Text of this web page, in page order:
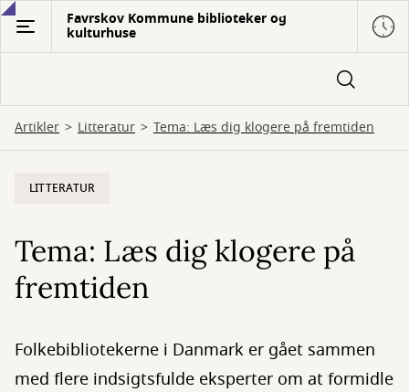
Gå
hovedindhold
Favrskov Kommune biblioteker og
kulturhuse
Artikler Litteratur Tema: Læs dig klogere på fremtiden
LITTERATUR
Tema: Læs dig klogere på
fremtiden
Folkebibliotekerne i Danmark er gået sammen
med flere indsigtsfulde eksperter om at formidle